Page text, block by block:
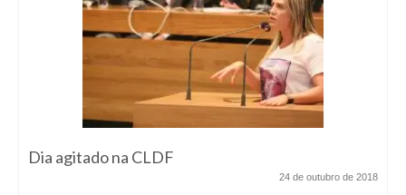
Dia agitado na CLDF
24 de outubro de 2018